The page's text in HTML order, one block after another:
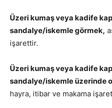
Üzeri kumaş veya kadife
sandalye/iskemle görmek,
işarettir.
Üzeri kumaş veya kadife
sandalye/iskemle üzerinde
hayra, itibar ve makama